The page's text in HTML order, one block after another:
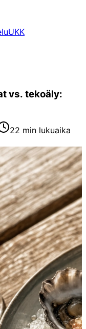
UKK
vs. tekoäly:
22 min lukuaika